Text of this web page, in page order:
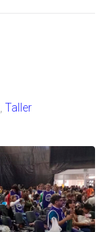
, Taller